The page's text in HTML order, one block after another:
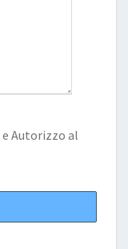
e Autorizzo al